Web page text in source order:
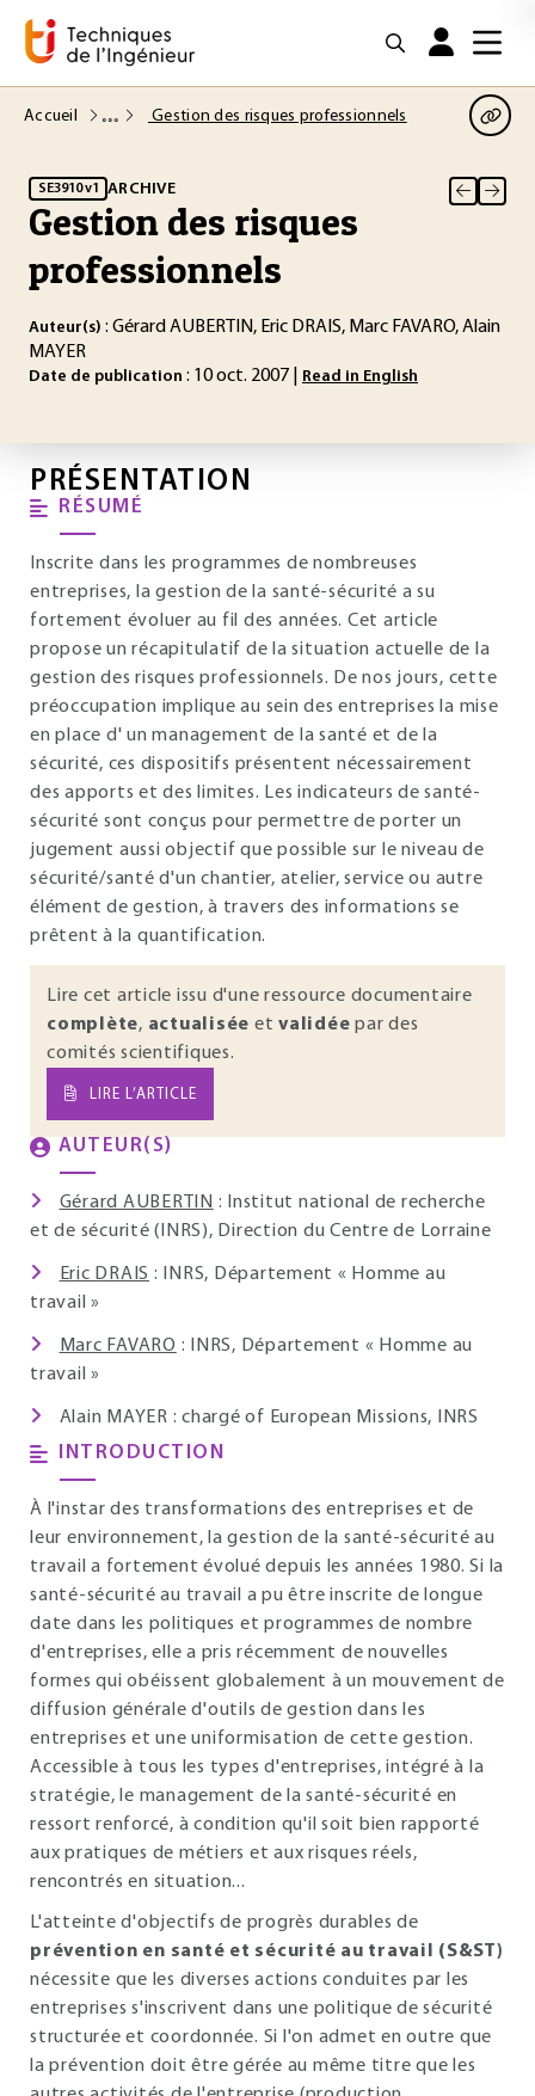
Accueil Gestion des risques professionnels
SE3910 v1 ARCHIVE
Gestion des risques
professionnels
Auteur(s) : Gérard AUBERTIN, Eric DRAIS, Marc FAVARO, Alain
MAYER
Date de publication : 10 oct. 2007 | Read in English
PRÉSENTATION
RÉSUMÉ
Inscrite dans les programmes de nombreuses
entreprises, la gestion de la santé-sécurité a su
fortement évoluer au fil des années. Cet article
propose un récapitulatif de la situation actuelle de la
gestion des risques professionnels. De nos jours, cette
préoccupation implique au sein des entreprises la mise
en place d' un management de la santé et de la
sécurité, ces dispositifs présentent nécessairement
des apports et des limites. Les indicateurs de santé-
sécurité sont conçus pour permettre de porter un
jugement aussi objectif que possible sur le niveau de
sécurité/santé d'un chantier, atelier, service ou autre
élément de gestion, à travers des informations se
prêtent à la quantification.
Lire cet article issu d'une ressource documentaire
complète, actualisée et validée par des
comités scientifiques.
LIRE L’ARTICLE
AUTEUR(S)
Gérard AUBERTIN : Institut national de recherche
et de sécurité (INRS), Direction du Centre de Lorraine
Eric DRAIS : INRS, Département « Homme au
travail »
Marc FAVARO : INRS, Département « Homme au
travail »
Alain MAYER : chargé of European Missions, INRS
INTRODUCTION
À l'instar des transformations des entreprises et de
leur environnement, la gestion de la santé-sécurité au
travail a fortement évolué depuis les années 1980. Si la
santé-sécurité au travail a pu être inscrite de longue
date dans les politiques et programmes de nombre
d'entreprises, elle a pris récemment de nouvelles
formes qui obéissent globalement à un mouvement de
diffusion générale d'outils de gestion dans les
entreprises et une uniformisation de cette gestion.
Accessible à tous les types d'entreprises, intégré à la
stratégie, le management de la santé-sécurité en
ressort renforcé, à condition qu'il soit bien rapporté
aux pratiques de métiers et aux risques réels,
rencontrés en situation...
L'atteinte d'objectifs de progrès durables de
prévention en santé et sécurité au travail (S&ST)
nécessite que les diverses actions conduites par les
entreprises s'inscrivent dans une politique de sécurité
structurée et coordonnée. Si l'on admet en outre que
la prévention doit être gérée au même titre que les